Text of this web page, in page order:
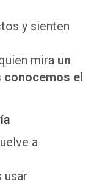
y sienten
mira un
el
a
usar